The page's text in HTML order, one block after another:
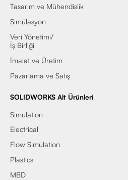
Tasarım ve Mühendislik
Simülasyon
Veri Yönetimi/
İş Birliği
İmalat ve Üretim
Pazarlama ve Satış
SOLIDWORKS Alt Ürünleri
Simulation
Electrical
Flow Simulation
Plastics
MBD